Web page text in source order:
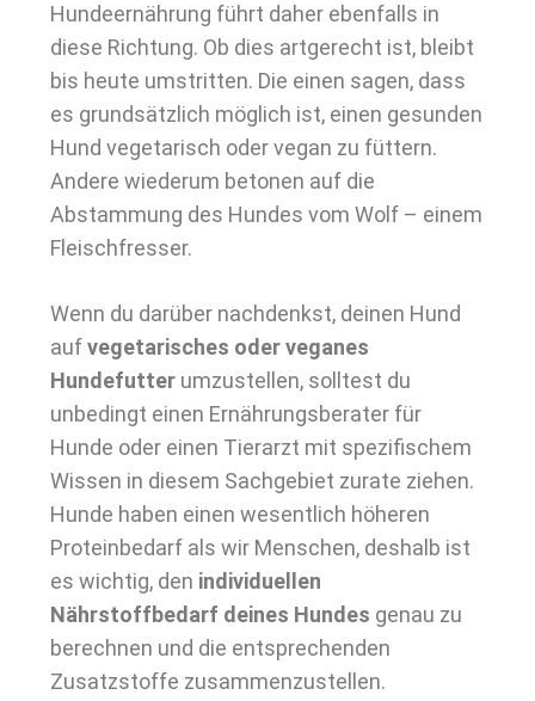
Hundeernährung führt daher ebenfalls in
diese Richtung. Ob dies artgerecht ist, bleibt
bis heute umstritten. Die einen sagen, dass
es grundsätzlich möglich ist, einen gesunden
Hund vegetarisch oder vegan zu füttern.
Andere wiederum betonen auf die
Abstammung des Hundes vom Wolf – einem
Fleischfresser.
Wenn du darüber nachdenkst, deinen Hund
aufvegetarisches oder veganes
Hundefutter umzustellen, solltest du
unbedingt einen Ernährungsberater für
Hunde oder einen Tierarzt mit spezifischem
Wissen in diesem Sachgebiet zurate ziehen.
Hunde haben einen wesentlich höheren
Proteinbedarf als wir Menschen, deshalb ist
es wichtig, den individuellen
Nährstoffbedarf deines Hundes genau zu
berechnen und die entsprechenden
Zusatzstoffe zusammenzustellen.